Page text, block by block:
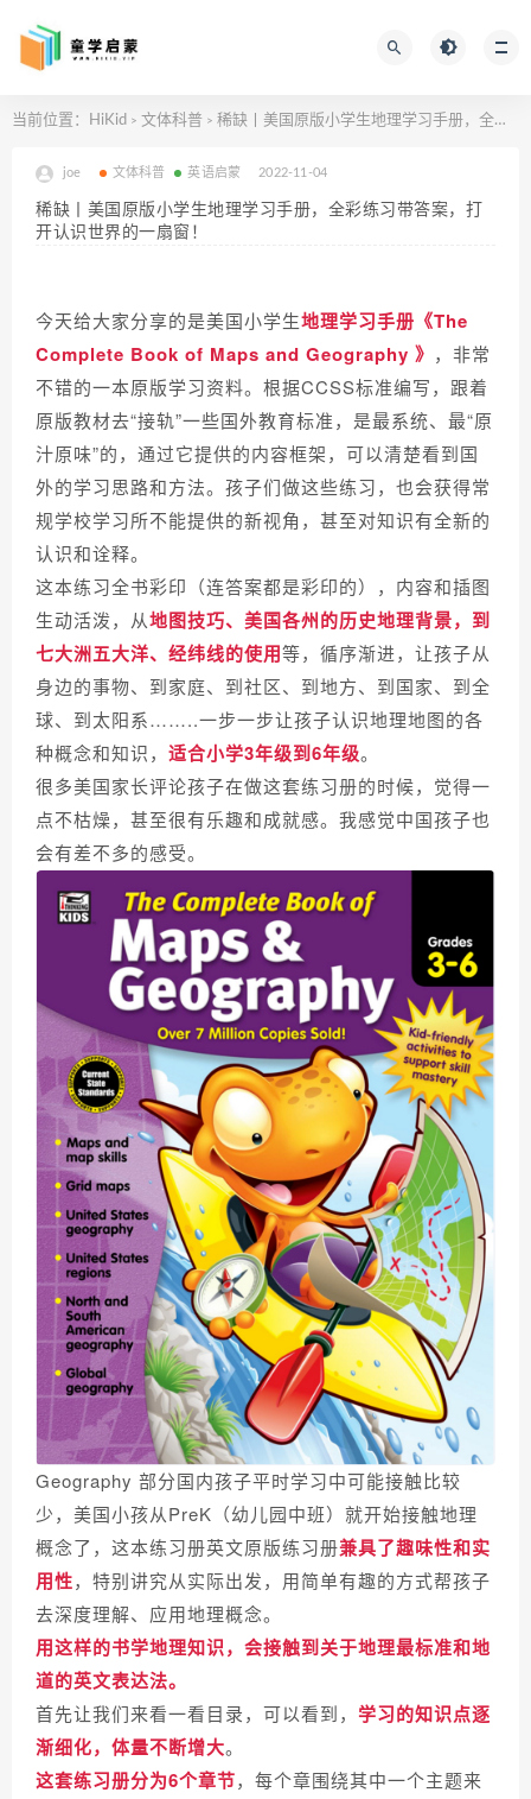
当前位置： HiKid > 文体科普 > 稀缺丨美国原版小学生地理学习手册，全彩练习带答案，打开认识世界的一扇窗！
joe 文体科普 英语启蒙 2022-11-04
稀缺丨美国原版小学生地理学习手册，全彩练习带答案，打
开认识世界的一扇窗！
今天给大家分享的是美国小学生地理学习手册《The
Complete Book of Maps and Geography 》 ，非常
不错的一本原版学习资料。根据CCSS标准编写， 跟着
原版教材去“接轨”一些国外教育标准，是最系统、最“原
汁原味”的， 通过它提供的内容框架，可以清楚看到国
外的学习思路和方法。孩子们做这些练习，也会获得常
规学校学习所不能提供的新视角，甚至对知识有全新的
认识和诠释。
这本练习全书彩印（连答案都是彩印的），内容和插图
生动活泼， 从地图技巧、美国各州的历史地理背景，到
七大洲五大洋、经纬线的使用等，循序渐进，让孩子从
身边的事物、到家庭、到社区、到地方、到国家、到全
球、到太阳系……..一步一步让孩子认识地理地图的各
种概念和知识， 适合小学3年级到6年级。
很多美国家长评论孩子在做这套练习册的时候，觉得一
点不枯燥，甚至很有乐趣和成就感。我感觉中国孩子也
会有差不多的感受。
Geography 部分国内孩子平时学习中可能接触比较
少，美国小孩从PreK（幼儿园中班）就开始接触地理
概念了，这本练习册英文原版练习册兼具了趣味性和实
用性，特别讲究从实际出发，用简单有趣的方式帮孩子
去深度理解、应用地理概念。
用这样的书学地理知识，会接触到关于地理最标准和地
道的英文表达法。
首先让我们来看一看目录，可以看到， 学习的知识点逐
渐细化，体量不断增大。
这套练习册分为6个章节，每个章围绕其中一个主题来